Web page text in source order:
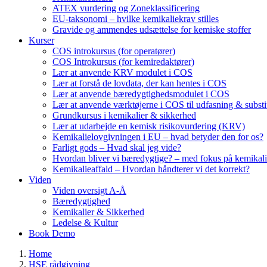
ATEX vurdering og Zoneklassificering
EU-taksonomi – hvilke kemikaliekrav stilles
Gravide og ammendes udsættelse for kemiske stoffer
Kurser
COS introkursus (for operatører)
COS Introkursus (for kemiredaktører)
Lær at anvende KRV modulet i COS
Lær at forstå de lovdata, der kan hentes i COS
Lær at anvende bæredygtighedsmodulet i COS
Lær at anvende værktøjerne i COS til udfasning &
Grundkursus i kemikalier & sikkerhed
Lær at udarbejde en kemisk risikovurdering (KRV)
Kemikalielovgivningen i EU – hvad betyder den for os?
Farligt gods – Hvad skal jeg vide?
Hvordan bliver vi bæredygtige? – med fokus på
Kemikalieaffald – Hvordan håndterer vi det korrekt?
Viden
Viden oversigt A-Å
Bæredygtighed
Kemikalier & Sikkerhed
Ledelse & Kultur
Book Demo
Home
HSE rådgivning